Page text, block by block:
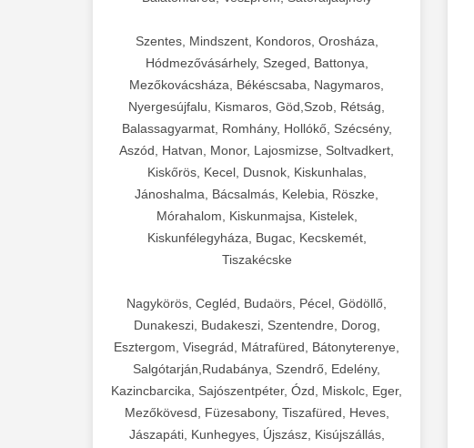
Szentes, Mindszent, Kondoros, Orosháza,
Hódmezővásárhely, Szeged, Battonya,
Mezőkovácsháza, Békéscsaba, Nagymaros,
Nyergesújfalu, Kismaros, Göd,Szob, Rétság,
Balassagyarmat, Romhány, Hollókő, Szécsény,
Aszód, Hatvan, Monor, Lajosmizse, Soltvadkert,
Kiskőrös, Kecel, Dusnok, Kiskunhalas,
Jánoshalma, Bácsalmás, Kelebia, Röszke,
Mórahalom, Kiskunmajsa, Kistelek,
Kiskunfélegyháza, Bugac, Kecskemét,
Tiszakécske
Nagykörös, Cegléd, Budaörs, Pécel, Gödöllő,
Dunakeszi, Budakeszi, Szentendre, Dorog,
Esztergom, Visegrád, Mátrafüred, Bátonyterenye,
Salgótarján,Rudabánya, Szendrő, Edelény,
Kazincbarcika, Sajószentpéter, Ózd, Miskolc, Eger,
Mezőkövesd, Füzesabony, Tiszafüred, Heves,
Jászapáti, Kunhegyes, Újszász, Kisújszállás,